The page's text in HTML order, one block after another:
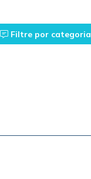
Filtre por categoria